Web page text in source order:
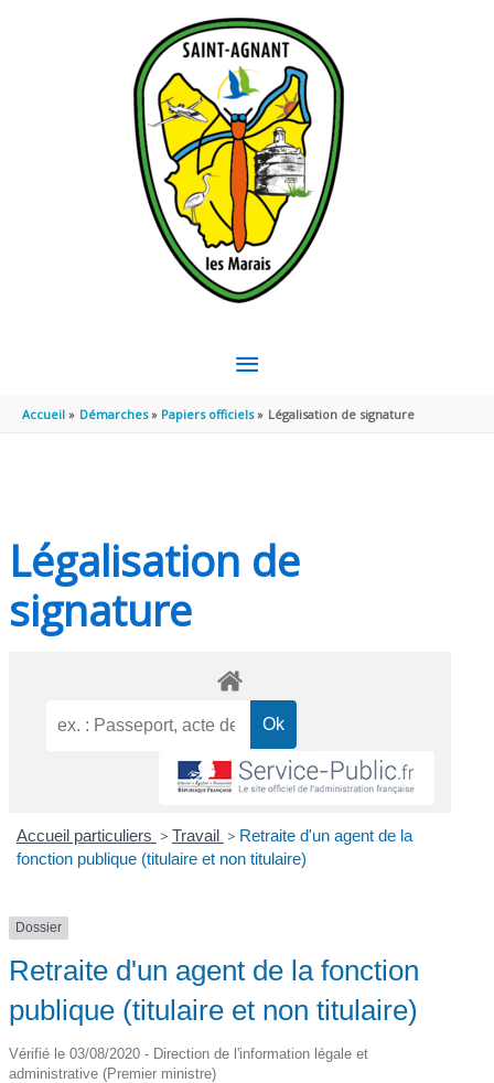
MENU
PRINCIPAL
Accueil Démarches Papiers officiels Légalisation de signature
Légalisation de
signature
Accueil particuliers > Travail > Retraite d'un agent de la
fonction publique (titulaire et non titulaire)
Dossier
Retraite d'un agent de la fonction
publique (titulaire et non titulaire)
Vérifié le 03/08/2020 - Direction de l'information légale et
administrative (Premier ministre)